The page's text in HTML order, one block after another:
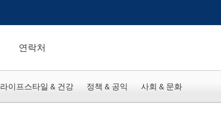
연락처
라이프스타일 & 건강 정책 & 공익 사회 & 문화